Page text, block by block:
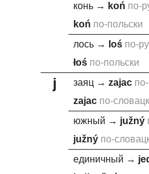
конь → koń по-
koń по-польски
лось → loś по-
łoś по-польски
j заяц → zajac
zajac по-
южный → južný
južný по-
единичный → j